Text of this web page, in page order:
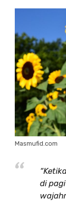
Masmufid.com
di